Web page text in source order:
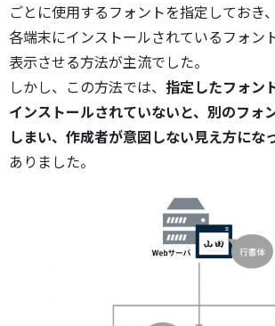
ごとに使用するフォントを指定しておき
各端末にインストールされているフォン
表示させる方法が主流でした。
しかし、この方法では、 指定したフォン
インストールされていないと、別のフォ
しまい、作成者が意図しない見え方にな
ありました。